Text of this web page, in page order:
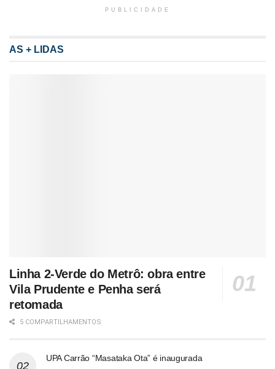
PUBLICIDADE
AS + LIDAS
Linha 2-Verde do Metrô: obra entre
Vila Prudente e Penha será
retomada
5 COMPARTILHAMENTOS
UPA Carrão “Masataka Ota” é inaugurada